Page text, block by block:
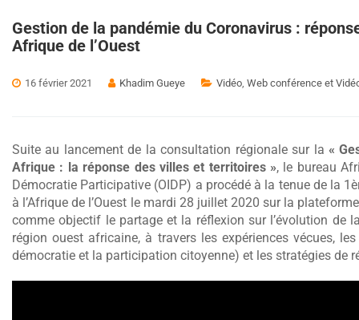
Gestion de la pandémie du Coronavirus :
Afrique de l’Ouest
16 février 2021 Khadim Gueye Vidéo, Web conférence et
Suite au lancement de la consultation régionale sur la «
Afrique : la réponse des villes et territoires », le bureau
Démocratie Participative (OIDP) a procédé à la tenue de la
à l’Afrique de l’Ouest le mardi 28 juillet 2020 sur la
comme objectif le partage et la réflexion sur l’évolution de
région ouest africaine, à travers les expériences vécues,
démocratie et la participation citoyenne) et les stratégies de